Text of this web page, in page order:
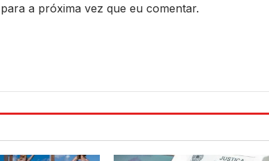
a próxima vez que eu comentar.